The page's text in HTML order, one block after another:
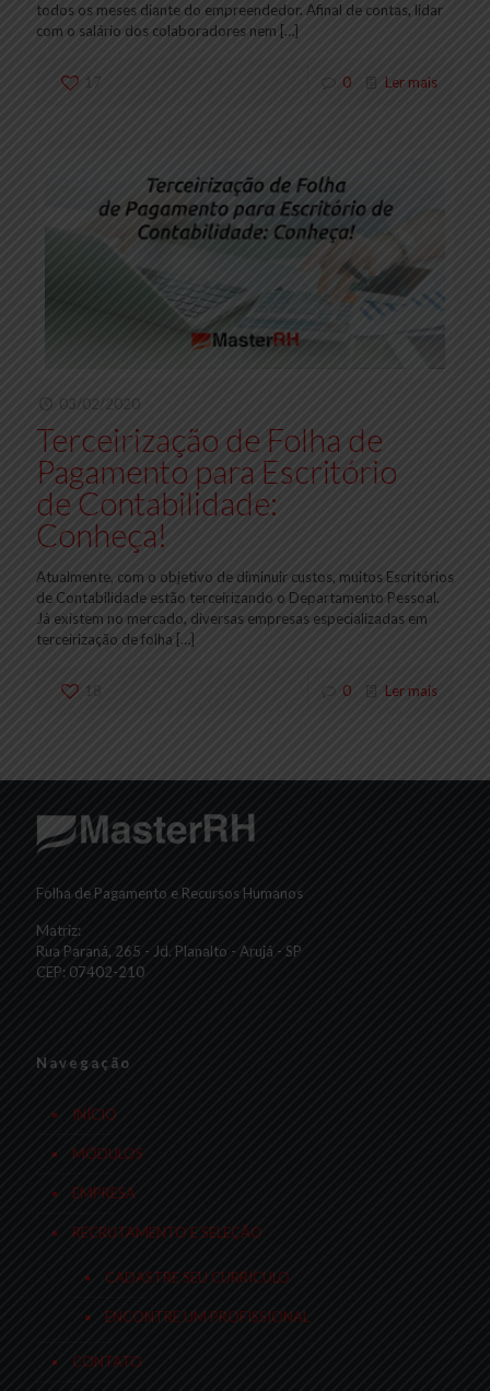
todos os meses diante do empreendedor. Afinal de contas, lidar
com o salário dos colaboradores nem […]
17 0 Ler mais
03/02/2020
Terceirização de Folha de
Pagamento para Escritório
de Contabilidade:
Conheça!
Atualmente, com o objetivo de diminuir custos, muitos Escritórios
de Contabilidade estão terceirizando o Departamento Pessoal.
Já existem no mercado, diversas empresas especializadas em
terceirização de folha […]
18 0 Ler mais
Folha de Pagamento e Recursos Humanos
Matriz:
Rua Paraná, 265 - Jd. Planalto - Arujá - SP
CEP: 07402-210
Navegação
INÍCIO
MÓDULOS
EMPRESA
RECRUTAMENTO E SELEÇÃO
CADASTRE SEU CURRÍCULO
ENCONTRE UM PROFISSIONAL
CONTATO